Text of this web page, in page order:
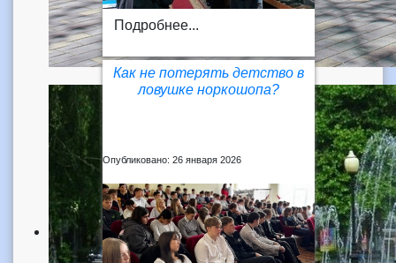
Подробнее...
Как не потерять детство в
ловушке норкошопа?
Опубликовано: 26 января 2026